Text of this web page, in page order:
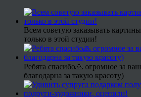
Всем советую заказывать
только в этой студии!
Ребята спасибо🙏 огромное за
благодарна за такую красоту)